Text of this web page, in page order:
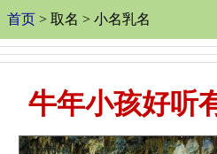
首页 > 取名 > 小名乳名
牛年小孩好听